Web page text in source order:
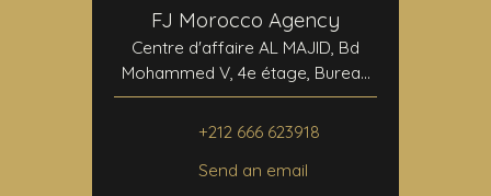
FJ Morocco Agency
Centre d'affaire AL MAJID, Bd
Mohammed V, 4e étage, Bureau
N°24
40000 Marrakech
+212 666 623918
Send an email